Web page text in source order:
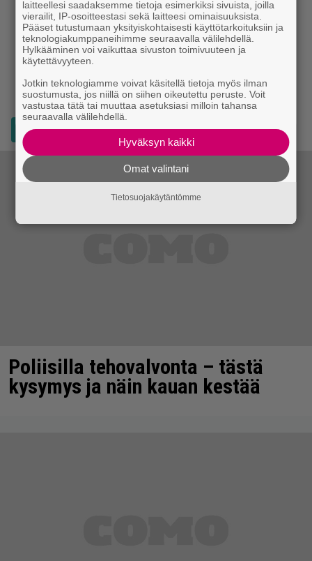
Lisää Como.fi Googlen ensisijaiseksi lähteeksi
Poliisilla tehovalvonta – tästä
kysymys ja näin kauan kestää
laitteellesi saadaksemme tietoja esimerkiksi sivuista, joilla
vierailit, IP-osoitteestasi sekä laitteesi ominaisuuksista.
Pääset tutustumaan yksityiskohtaisesti käyttötarkoituksiin ja
teknologiakumppaneihimme seuraavalla välilehdellä.
Hylkääminen voi vaikuttaa sivuston toimivuuteen ja
käytettävyyteen.
Jotkin teknologiamme voivat käsitellä tietoja myös ilman
suostumusta, jos niillä on siihen oikeutettu peruste. Voit
vastustaa tätä tai muuttaa asetuksiasi milloin tahansa
seuraavalla välilehdellä.
Hyväksyn kaikki
Omat valintani
Tietosuojakäytäntömme